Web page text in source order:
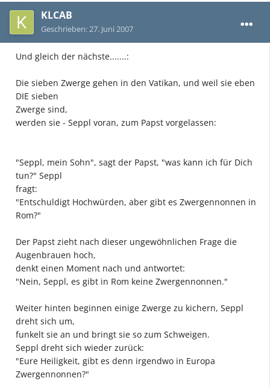
KLCAB
Geschrieben:27. Juni 2007
Und gleich der nächste.......:
Die sieben Zwerge gehen in den Vatikan, und weil sie eben
DIE sieben
Zwerge sind,
werden sie - Seppl voran, zum Papst vorgelassen:
"Seppl, mein Sohn", sagt der Papst, "was kann ich für Dich
tun?" Seppl
fragt:
"Entschuldigt Hochwürden, aber gibt es Zwergennonnen in
Rom?"
Der Papst zieht nach dieser ungewöhnlichen Frage die
Augenbrauen hoch,
denkt einen Moment nach und antwortet:
"Nein, Seppl, es gibt in Rom keine Zwergennonnen."
Weiter hinten beginnen einige Zwerge zu kichern, Seppl
dreht sich um,
funkelt sie an und bringt sie so zum Schweigen.
Seppl dreht sich wieder zurück:
"Eure Heiligkeit, gibt es denn irgendwo in Europa
Zwergennonnen?"